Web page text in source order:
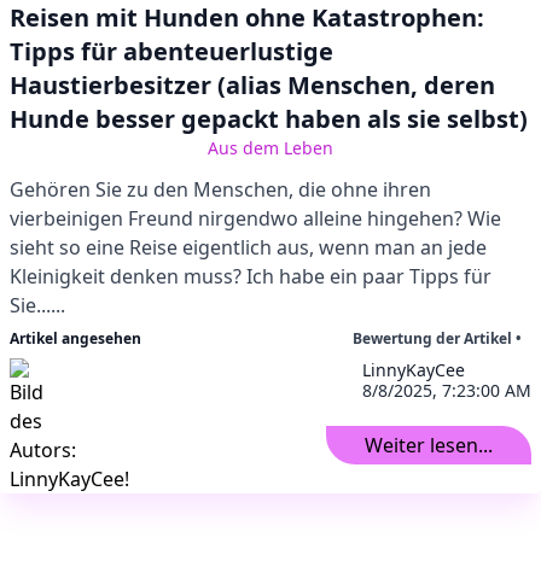
Reisen mit Hunden ohne Katastrophen:
Tipps für abenteuerlustige
Haustierbesitzer (alias Menschen, deren
Hunde besser gepackt haben als sie selbst)
Aus dem Leben
Gehören Sie zu den Menschen, die ohne ihren
vierbeinigen Freund nirgendwo alleine hingehen? Wie
sieht so eine Reise eigentlich aus, wenn man an jede
Kleinigkeit denken muss? Ich habe ein paar Tipps für
Sie......
Artikel angesehen Bewertung der Artikel •
LinnyKayCee
8/8/2025, 7:23:00 AM
Weiter lesen...